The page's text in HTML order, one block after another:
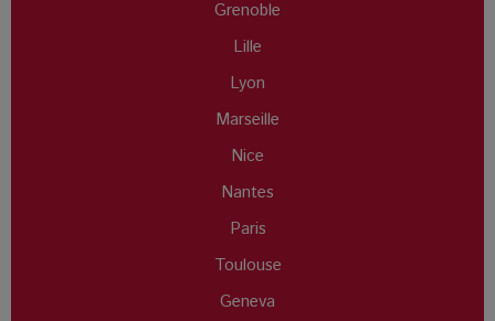
Grenoble
Lille
Lyon
Marseille
Nice
Nantes
Paris
Toulouse
Geneva